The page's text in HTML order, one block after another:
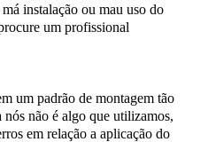
instalação ou mau uso do
um profissional
um padrão de montagem tão
não é algo que utilizamos,
em relação a aplicação do